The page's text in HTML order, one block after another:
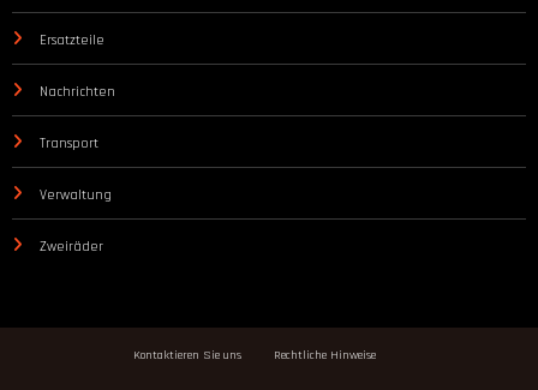
Ersatzteile
Nachrichten
Transport
Verwaltung
Zweiräder
Kontaktieren Sie uns Rechtliche Hinweise